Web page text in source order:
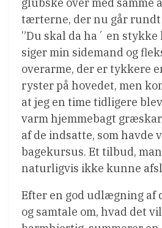
tærterne, der nu går rundt
”Du skal da ha´ en stykke
siger min sidemand og
overarme, der er tykkere
ryster på hovedet, men
at jeg en time tidligere
varm hjemmebagt
af de indsatte, som havde
bagekursus. Et tilbud,
naturligvis ikke kunne
Efter en god udlægning af
og samtale om, hvad det